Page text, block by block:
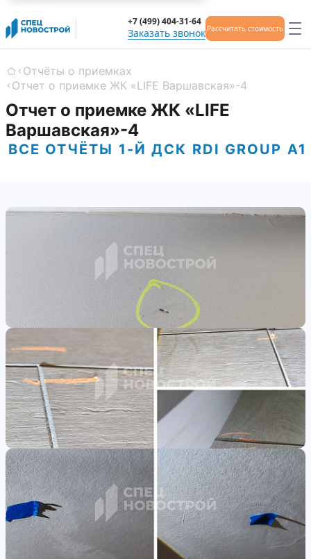
Заказать звонок
+7 (499) 404-31-64
Рассчитать стоимость
Главная
Отчёты о приемках
Отчет о приемке ЖК «LIFE Варшавская»-4
Отчет о приемке ЖК «LIFE
Варшавская»-4
ВСЕ ОТЧЁТЫ 1-Й ДСК RDI GROUP